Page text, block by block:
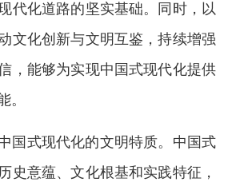
代化道路的坚实基础。同时，以
文化创新与文明互鉴，持续增强
，能够为实现中国式现代化提供
。
国式现代化的文明特质。中国式
史意蕴、文化根基和实践特征，